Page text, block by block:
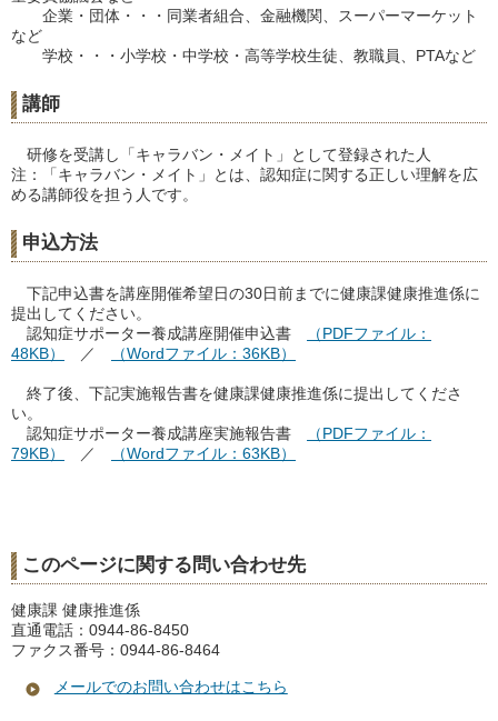
企業・団体・・・同業者組合、金融機関、スーパーマーケット
など
学校・・・小学校・中学校・高等学校生徒、教職員、PTAなど
講師
研修を受講し「キャラバン・メイト」として登録された人
注：「キャラバン・メイト」とは、認知症に関する正しい理解を広
める講師役を担う人です。
申込方法
下記申込書を講座開催希望日の30日前までに健康課健康推進係に
提出してください。
認知症サポーター養成講座開催申込書
（PDFファイル：
48KB）
／ （Wordファイル：36KB）
終了後、下記実施報告書を健康課健康推進係に提出してくださ
い。
認知症サポーター養成講座実施報告書
（PDFファイル：
79KB）
／ （Wordファイル：63KB）
このページに関する問い合わせ先
健康課 健康推進係
直通電話：0944-86-8450
ファクス番号：0944-86-8464
メールでのお問い合わせはこちら